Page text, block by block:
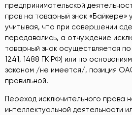
предпринимательской
прав на товарный знак «Байкере»
учитывая, что при совершении
передавались, а отчуждение
товарный знак осуществляется по
1241, 1488 ГК РФ) или по
законом /не имеется/, позиция
правильной.
Переход исключительного права
интеллектуальной деятельности